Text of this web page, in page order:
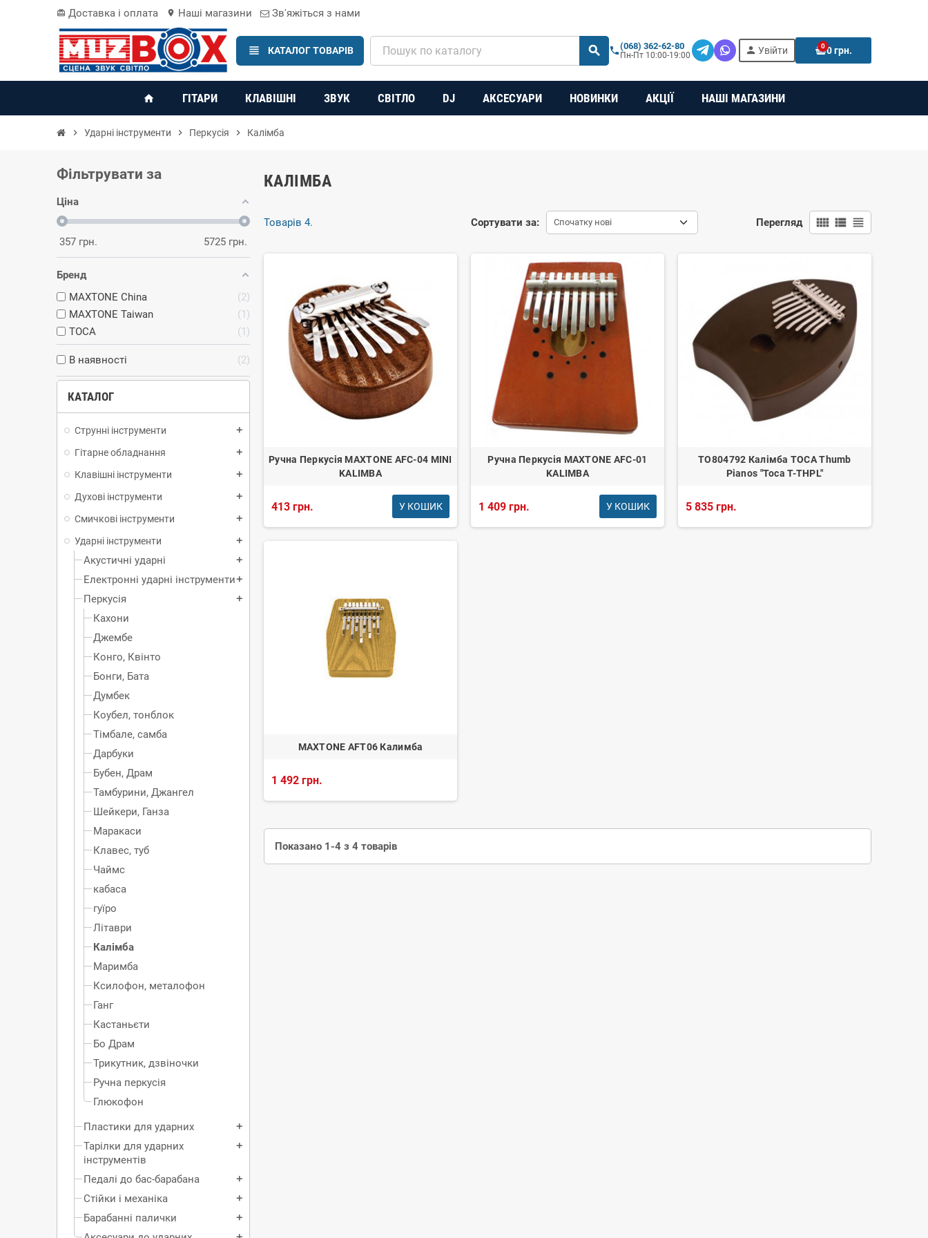
card_giftcard Доставка і оплата location_on Наші магазини Зв'яжіться з нами
view_headline КАТАЛОГ ТОВАРІВ search person Увійти 00 грн.
phone(068) 362-62-80
Пн-Пт 10:00-19:00
home ГІТАРИ КЛАВІШНІ ЗВУК СВІТЛО DJ АКСЕСУАРИ НОВИНКИ АКЦІЇ НАШІ МАГАЗИНИ
chevron_right Ударні інструменти chevron_right Перкусія chevron_right Калімба
Фільтрувати за
Ціна
357 грн. 5725 грн.
Бренд
MAXTONE China
2
MAXTONE Taiwan
1
TOCA
1
В наявності 2
КАТАЛОГ
Струнні інструменти add
Гітарне обладнання add
Клавішні інструменти add
Духові інструменти add
Смичкові інструменти add
Ударні інструменти add
Акустичні ударні add
Електронні ударні інструментиadd
Перкусія add
Кахони
Джембе
Конго, Квінто
Бонги, Бата
Думбек
Коубел, тонблок
Тімбале, самба
Дарбуки
Бубен, Драм
Тамбурини, Джангел
Шейкери, Ганза
Маракаси
Клавес, туб
Чаймс
кабаса
гуїро
Літаври
Калімба
Маримба
Ксилофон, металофон
Ганг
Кастаньєти
Бо Драм
Трикутник, дзвіночки
Ручна перкусія
Глюкофон
Пластики для ударних
add
Тарілки для ударних
інструментів
add
Педалі до бас-барабана add
Стійки і механіка add
Барабанні палички add
КАЛІМБА
Сортувати за: Спочатку нові Перегляд view_comfy view_list view_headline
Товарів 4.
Ручна Перкусія MAXTONE AFC-04 MINI
KALIMBA
413 грн. У КОШИК
Ручна Перкусія MAXTONE AFC-01
KALIMBA
1 409 грн. У КОШИК
TO804792 Калімба TOCA Thumb
Pianos "Toca T-THPL"
5 835 грн.
MAXTONE AFT06 Калимба
1 492 грн.
Показано 1-4 з 4 товарів